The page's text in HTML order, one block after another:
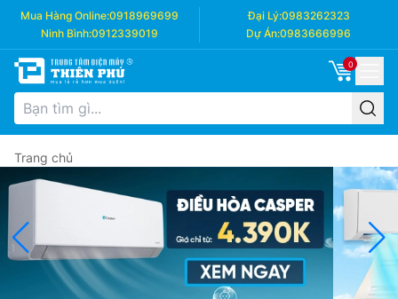
Mua Hàng Online:0918969699 Đại Lý:0983262323
Ninh Bình:0912339019 Dự Án:0983666996
0
Trang chủ